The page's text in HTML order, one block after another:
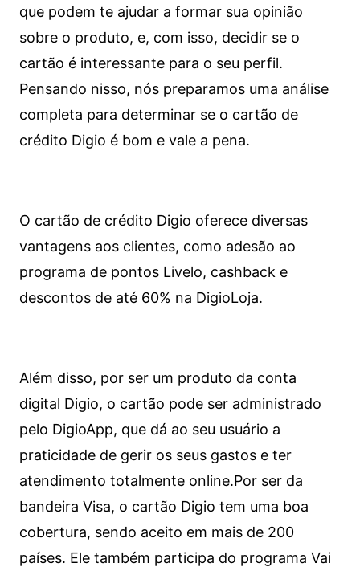
que podem te ajudar a formar sua opinião
sobre o produto, e, com isso, decidir se o
cartão é interessante para o seu perfil.
Pensando nisso, nós preparamos uma análise
completa para determinar se o cartão de
crédito Digio é bom e vale a pena.
O cartão de crédito Digio oferece diversas
vantagens aos clientes, como adesão ao
programa de pontos Livelo, cashback e
descontos de até 60% na DigioLoja.
Além disso, por ser um produto da conta
digital Digio, o cartão pode ser administrado
pelo DigioApp, que dá ao seu usuário a
praticidade de gerir os seus gastos e ter
atendimento totalmente online.Por ser da
bandeira Visa, o cartão Digio tem uma boa
cobertura, sendo aceito em mais de 200
países. Ele também participa do programa Vai